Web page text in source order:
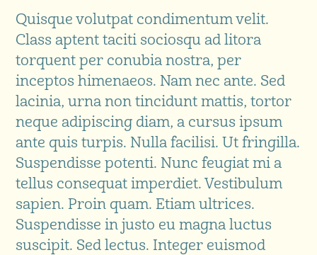
Quisque volutpat condimentum velit.
Class aptent taciti sociosqu ad litora
torquent per conubia nostra, per
inceptos himenaeos. Nam nec ante. Sed
lacinia, urna non tincidunt mattis, tortor
neque adipiscing diam, a cursus ipsum
ante quis turpis. Nulla facilisi. Ut fringilla.
Suspendisse potenti. Nunc feugiat mi a
tellus consequat imperdiet. Vestibulum
sapien. Proin quam. Etiam ultrices.
Suspendisse in justo eu magna luctus
suscipit. Sed lectus. Integer euismod